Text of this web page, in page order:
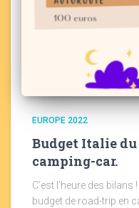
EUROPE 2022
Budget Italie
camping-car.
C’est l’heure des
budget de road-trip en